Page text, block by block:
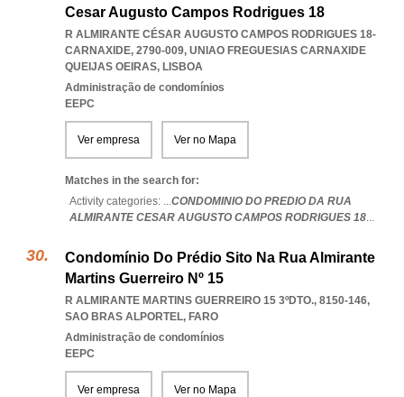
Cesar Augusto Campos Rodrigues 18
R ALMIRANTE CÉSAR AUGUSTO CAMPOS RODRIGUES 18-
CARNAXIDE, 2790-009, UNIAO FREGUESIAS CARNAXIDE
QUEIJAS OEIRAS, LISBOA
Administração de condomínios
EEPC
Ver empresa Ver no Mapa
Matches in the search for:
Activity categories: ...CONDOMINIO DO PREDIO DA RUA
ALMIRANTE CESAR AUGUSTO CAMPOS RODRIGUES 18...
Condomínio Do Prédio Sito Na Rua Almirante
Martins Guerreiro Nº 15
R ALMIRANTE MARTINS GUERREIRO 15 3ºDTO., 8150-146,
SAO BRAS ALPORTEL, FARO
Administração de condomínios
EEPC
Ver empresa Ver no Mapa